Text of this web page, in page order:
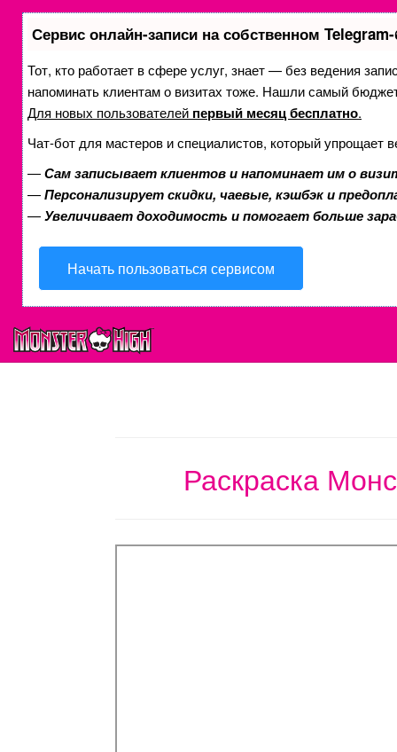
Сервис онлайн-записи на собственном
Тот, кто работает в сфере услуг, знает — без ведения
напоминать клиентам о визитах тоже. Нашли самый
Для новых пользователей первый месяц бесплатно.
Чат-бот для мастеров и специалистов, который упрощает
—Сам записывает клиентов и напоминает им о
—Персонализирует скидки, чаевые, кэшбэк и
—Увеличивает доходимость и помогает больше
Начать пользоваться сервисом
Раскраска